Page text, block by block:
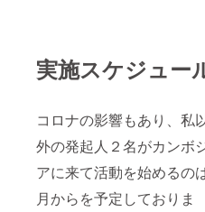
実施スケジュー
コロナの影響もあり、私
外の発起人２名がカンボ
アに来て活動を始めるの
月からを予定しておりま